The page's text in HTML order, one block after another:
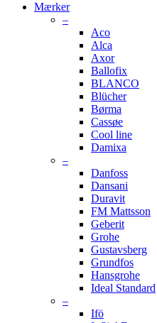
Mærker
–
Aco
Alca
Axor
Ballofix
BLANCO
Blücher
Børma
Cassøe
Cool line
Damixa
–
Danfoss
Dansani
Duravit
FM Mattsson
Geberit
Grohe
Gustavsberg
Grundfos
Hansgrohe
Ideal Standard
–
Ifö